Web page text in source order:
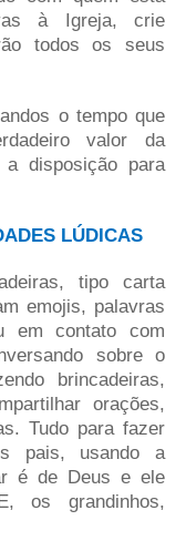
à Igreja, crie
todos os seus
o tempo que
valor da
disposição para
LÚDICAS
tipo carta
emojis, palavras
em contato com
sobre o
brincadeiras,
orações,
Tudo para fazer
pais, usando a
é de Deus e ele
os grandinhos,